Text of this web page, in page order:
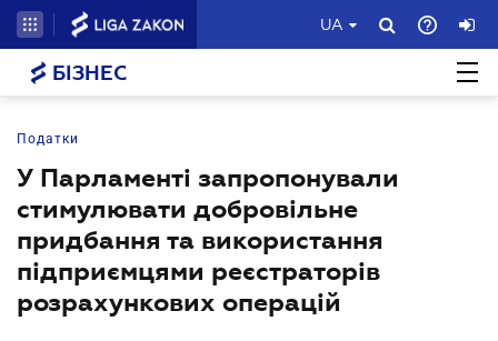
UA
БІЗНЕС
Податки
У Парламенті запропонували
стимулювати добровільне
придбання та використання
підприємцями реєстраторів
розрахункових операцій